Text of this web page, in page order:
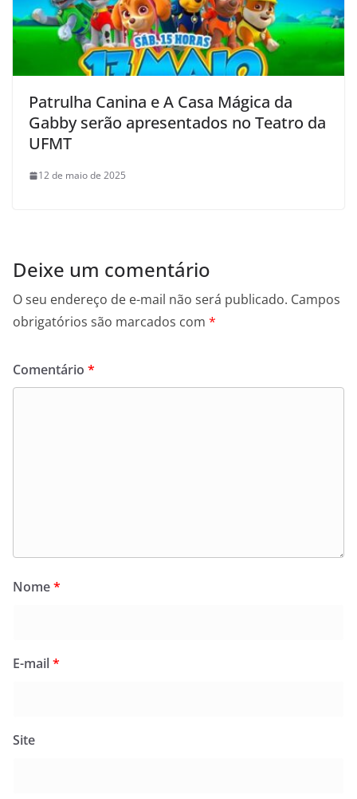
Patrulha Canina e A Casa Mágica da
Gabby serão apresentados no Teatro da
UFMT
12 de maio de 2025
Deixe um comentário
O seu endereço de e-mail não será publicado. Campos
obrigatórios são marcados com *
Comentário *
Nome*
E-mail*
Site